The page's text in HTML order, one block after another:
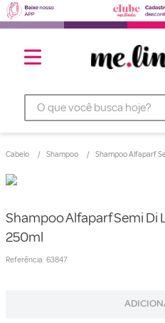
O que você busca hoje?
Cabelo Shampoo Shampoo Alfaparf
Shampoo Alfaparf Semi Di
250ml
Referência: 63847